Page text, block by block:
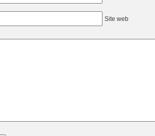
Site web